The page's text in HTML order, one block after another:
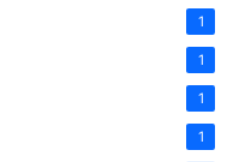
1
1
1
1